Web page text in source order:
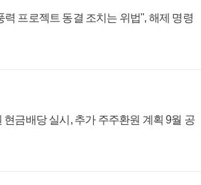
력 프로젝트 동결 조치는 위법", 해제 명령
금배당 실시, 추가 주주환원 계획 9월 공